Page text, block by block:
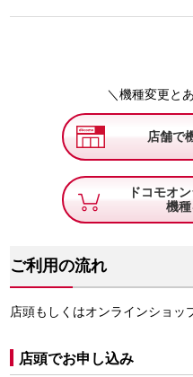
＼機種変更と
店舗で
ドコモオ
機
ご利用の流れ
店頭もしくはオンラインショッ
店頭でお申し込み